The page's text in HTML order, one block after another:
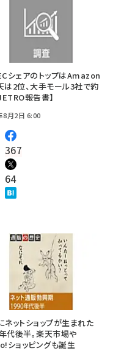
シェアのトップはAmazon
は2位、大手モール3社で約
報告書】
8月2日 6:00
367
64
ネットショップが生まれた
代後半。楽天市場や
ショッピングも誕生